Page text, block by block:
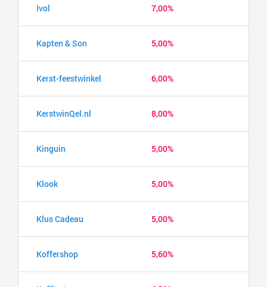
Ivol 7,00%
Kapten & Son 5,00%
Kerst-feestwinkel 6,00%
KerstwinQel.nl 8,00%
Kinguin 5,00%
Klook 5,00%
Klus Cadeau 5,00%
Koffershop 5,60%